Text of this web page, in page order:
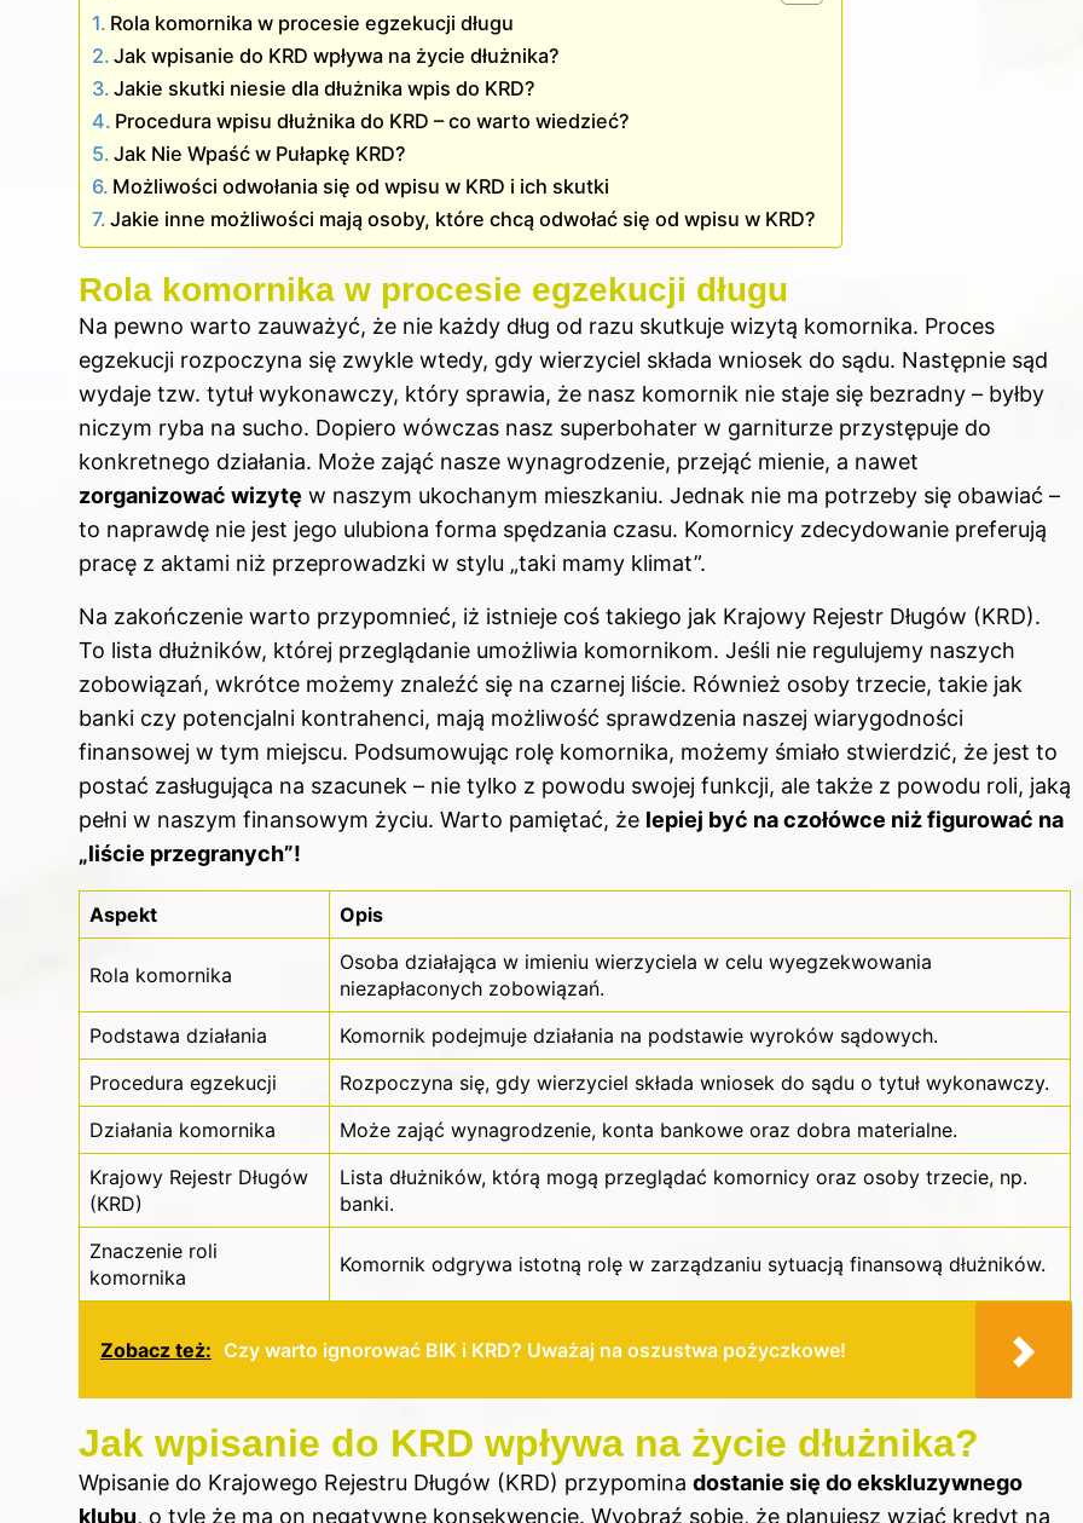
Rola komornika w procesie egzekucji długu
Jak wpisanie do KRD wpływa na życie dłużnika?
Jakie skutki niesie dla dłużnika wpis do KRD?
Procedura wpisu dłużnika do KRD – co warto wiedzieć?
Jak Nie Wpaść w Pułapkę KRD?
Możliwości odwołania się od wpisu w KRD i ich skutki
Jakie inne możliwości mają osoby, które chcą odwołać się od wpisu w KRD?
Rola komornika w procesie egzekucji długu
Na pewno warto zauważyć, że nie każdy dług od razu skutkuje wizytą komornika. Proces
egzekucji rozpoczyna się zwykle wtedy, gdy wierzyciel składa wniosek do sądu. Następnie sąd
wydaje tzw. tytuł wykonawczy, który sprawia, że nasz komornik nie staje się bezradny – byłby
niczym ryba na sucho. Dopiero wówczas nasz superbohater w garniturze przystępuje do
konkretnego działania. Może zająć nasze wynagrodzenie, przejąć mienie, a nawet
zorganizować wizytę w naszym ukochanym mieszkaniu. Jednak nie ma potrzeby się obawiać –
to naprawdę nie jest jego ulubiona forma spędzania czasu. Komornicy zdecydowanie preferują
pracę z aktami niż przeprowadzki w stylu „taki mamy klimat”.
Na zakończenie warto przypomnieć, iż istnieje coś takiego jak Krajowy Rejestr Długów (KRD).
To lista dłużników, której przeglądanie umożliwia komornikom. Jeśli nie regulujemy naszych
zobowiązań, wkrótce możemy znaleźć się na czarnej liście. Również osoby trzecie, takie jak
banki czy potencjalni kontrahenci, mają możliwość sprawdzenia naszej wiarygodności
finansowej w tym miejscu. Podsumowując rolę komornika, możemy śmiało stwierdzić, że jest to
postać zasługująca na szacunek – nie tylko z powodu swojej funkcji, ale także z powodu roli, jaką
pełni w naszym finansowym życiu. Warto pamiętać, że lepiej być na czołówce niż figurować na
„liście przegranych”!
Aspekt Opis
Rola komornika
Osoba działająca w imieniu wierzyciela w celu wyegzekwowania
niezapłaconych zobowiązań.
Podstawa działania
Komornik podejmuje działania na podstawie wyroków sądowych.
Procedura egzekucji
Rozpoczyna się, gdy wierzyciel składa wniosek do sądu o tytuł wykonawczy.
Działania komornika
Może zająć wynagrodzenie, konta bankowe oraz dobra materialne.
Krajowy Rejestr Długów
(KRD)
Lista dłużników, którą mogą przeglądać komornicy oraz osoby trzecie, np.
banki.
Znaczenie roli
komornika
Komornik odgrywa istotną rolę w zarządzaniu sytuacją finansową dłużników.
Zobacz też: Czy warto ignorować BIK i KRD? Uważaj na oszustwa pożyczkowe!
Jak wpisanie do KRD wpływa na życie dłużnika?
Wpisanie do Krajowego Rejestru Długów (KRD) przypomina dostanie się do ekskluzywnego
klubu, o tyle że ma on negatywne konsekwencje. Wyobraź sobie, że planujesz wziąć kredyt na